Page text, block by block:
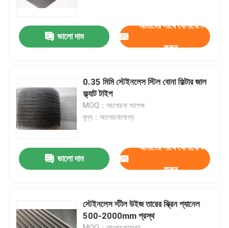
বোনা তারের কাপড়
ধাতব তারের বেড়া
ঝালাই তারের জাল
ধাতু নিরাপত্তা জাল
ফিল্টার স্ক্রিন মেশ
ভালো দাম
আমাদের সাথে যোগাযোগ
করুন
0.35 মিমি স্টেইনলেস স্টিল বোনা ফিল্টার জাল
ফ্ল্যাট টাইপ
MOQ：আলোচনা সাপেক্ষ
মূল্য：আলোচনাযোগ্য
ভালো দাম
আমাদের সাথে যোগাযোগ
করুন
স্টেইনলেস স্টীল উইজ তারের স্ক্রিন প্যানেল
500-2000mm প্রস্থ